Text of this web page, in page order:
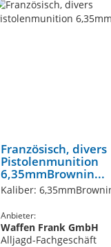
Französisch, divers
Pistolenmunition
6,35mmBrownin...
Kaliber:
Anbieter:
Waffen Frank GmbH
Alljagd-Fachgeschäft